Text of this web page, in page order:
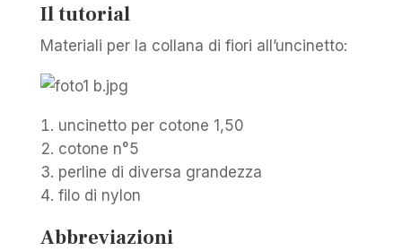
Il tutorial
Materiali per la collana di fiori all’uncinetto:
uncinetto per cotone 1,50
cotone n°5
perline di diversa grandezza
filo di nylon
Abbreviazioni